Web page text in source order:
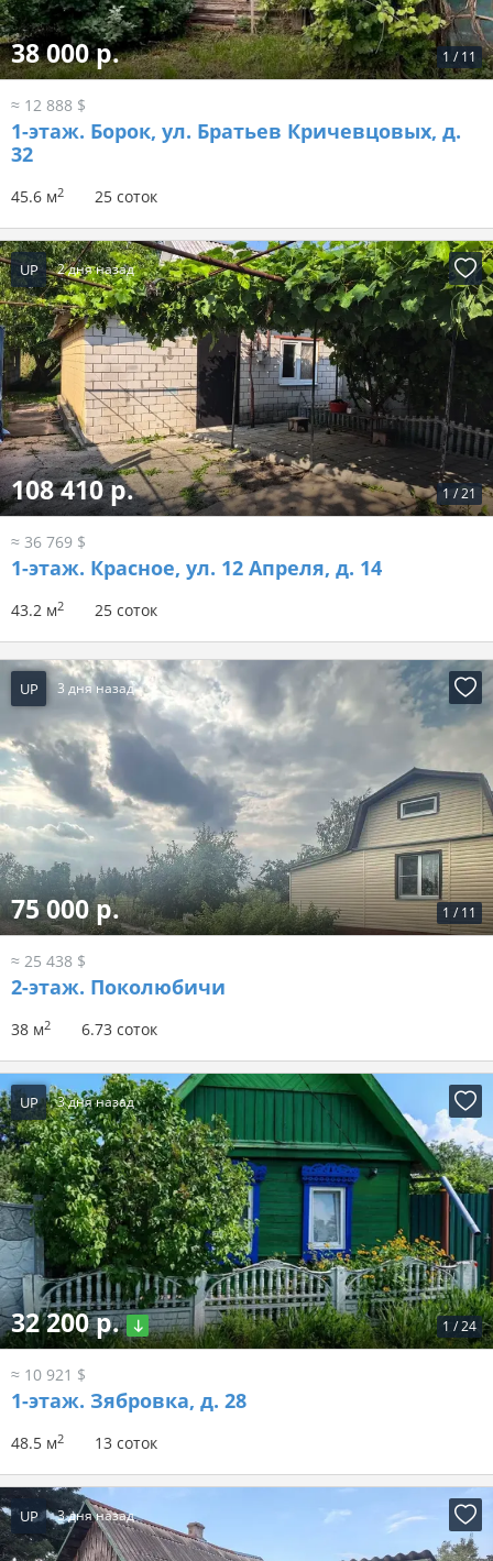
1 / 11
38 000 р.
≈ 12 888 $
1-этаж. Борок, ул. Братьев Кричевцовых, д.
32
45.6 м2 25 соток
UP 2 дня назад
1 /21
108 410 р.
≈ 36 769 $
1-этаж. Красное, ул. 12 Апреля, д. 14
43.2 м2 25 соток
UP 3 дня назад
1 / 11
75 000 р.
≈ 25 438 $
2-этаж. Поколюбичи
38 м2 6.73 соток
UP 3 дня назад
1 /24
32 200 р.
≈ 10 921 $
1-этаж. Зябровка, д. 28
48.5 м2 13 соток
UP 3 дня назад